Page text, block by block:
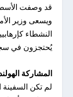
قد وصفت
ويسعى وزير
النشطاء
يُحتجزون في
المشاركة
لم تكن السفينة